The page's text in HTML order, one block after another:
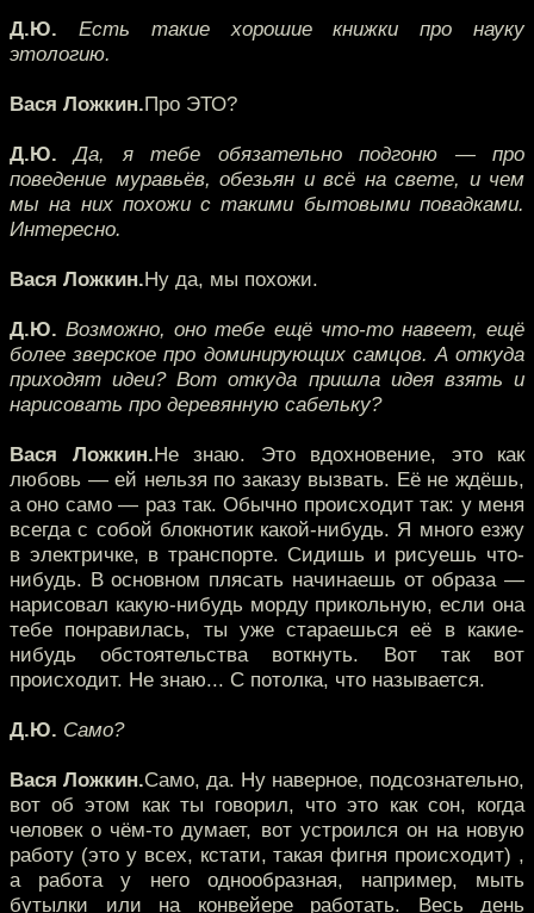
Д.Ю. Есть такие хорошие книжки про науку
этологию.
Вася Ложкин.Про ЭТО?
Д.Ю. Да, я тебе обязательно подгоню — про
поведение муравьёв, обезьян и всё на свете, и чем
мы на них похожи с такими бытовыми повадками.
Интересно.
Вася Ложкин.Ну да, мы похожи.
Д.Ю. Возможно, оно тебе ещё что-то навеет, ещё
более зверское про доминирующих самцов. А откуда
приходят идеи? Вот откуда пришла идея взять и
нарисовать про деревянную сабельку?
Вася Ложкин.Не знаю. Это вдохновение, это как
любовь — ей нельзя по заказу вызвать. Её не ждёшь,
а оно само — раз так. Обычно происходит так: у меня
всегда с собой блокнотик какой-нибудь. Я много езжу
в электричке, в транспорте. Сидишь и рисуешь что-
нибудь. В основном плясать начинаешь от образа —
нарисовал какую-нибудь морду прикольную, если она
тебе понравилась, ты уже стараешься её в какие-
нибудь обстоятельства воткнуть. Вот так вот
происходит. Не знаю... С потолка, что называется.
Д.Ю. Само?
Вася Ложкин.Само, да. Ну наверное, подсознательно,
вот об этом как ты говорил, что это как сон, когда
человек о чём-то думает, вот устроился он на новую
работу (это у всех, кстати, такая фигня происходит) ,
а работа у него однообразная, например, мыть
бутылки или на конвейере работать. Весь день